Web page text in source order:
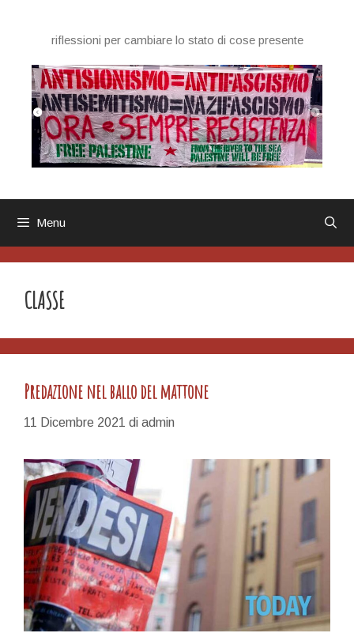
contenutoriflessioni per cambiare lo stato di cose presente
Menu
CLASSE
Predazione nel ballo del mattone
11 Dicembre 2021 di admin